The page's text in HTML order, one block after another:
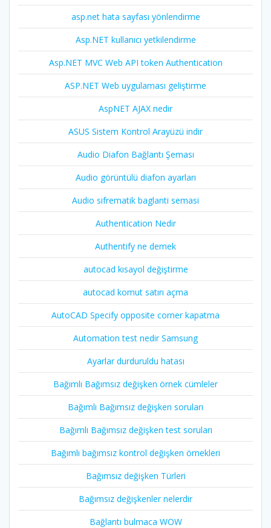
asp.net hata sayfası yönlendirme
Asp.NET kullanıcı yetkilendirme
Asp.NET MVC Web API token Authentication
ASP.NET Web uygulaması geliştirme
AspNET AJAX nedir
ASUS Sistem Kontrol Arayüzü indir
Audio Diafon Bağlantı Şeması
Audio görüntülü diafon ayarları
Audio sifrematik baglanti semasi
Authentication Nedir
Authentify ne demek
autocad kısayol değiştirme
autocad komut satırı açma
AutoCAD Specify opposite corner kapatma
Automation test nedir Samsung
Ayarlar durduruldu hatası
Bağımlı Bağımsız değişken örnek cümleler
Bağımlı Bağımsız değişken soruları
Bağımlı Bağımsız değişken test soruları
Bağımlı bağımsız kontrol değişken örnekleri
Bağımsız değişken Türleri
Bağımsız değişkenler nelerdir
Bağlantı bulmaca WOW